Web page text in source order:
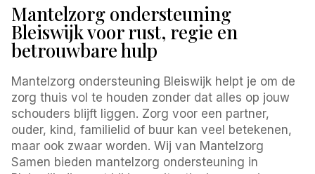
Mantelzorg ondersteuning
Bleiswijk voor rust, regie en
betrouwbare hulp
Mantelzorg ondersteuning Bleiswijk helpt je om de
zorg thuis vol te houden zonder dat alles op jouw
schouders blijft liggen. Zorg voor een partner,
ouder, kind, familielid of buur kan veel betekenen,
maar ook zwaar worden. Wij van Mantelzorg
Samen bieden mantelzorg ondersteuning in